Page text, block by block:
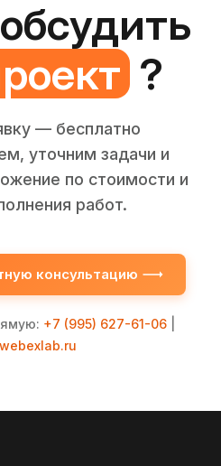
?
— бесплатно
уточним задачи и
по стоимости и
работ.
консультацию
+7 (995) 627-61-06